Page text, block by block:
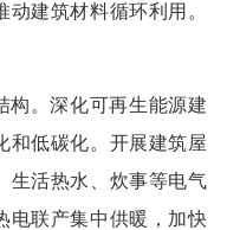
建筑材料循环利用。
构。深化可再生能源建
和低碳化。开展建筑屋
生活热水、炊事等电气
电联产集中供暖，加快